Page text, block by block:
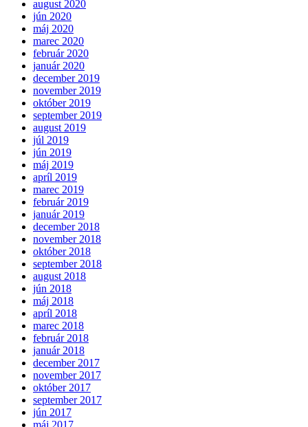
august 2020
jún 2020
máj 2020
marec 2020
február 2020
január 2020
december 2019
november 2019
október 2019
september 2019
august 2019
júl 2019
jún 2019
máj 2019
apríl 2019
marec 2019
február 2019
január 2019
december 2018
november 2018
október 2018
september 2018
august 2018
jún 2018
máj 2018
apríl 2018
marec 2018
február 2018
január 2018
december 2017
november 2017
október 2017
september 2017
jún 2017